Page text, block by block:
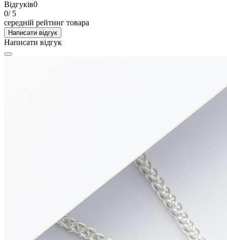
Відгуків0
0/ 5
середній рейтинг товара
Написати відгук
Написати відгук